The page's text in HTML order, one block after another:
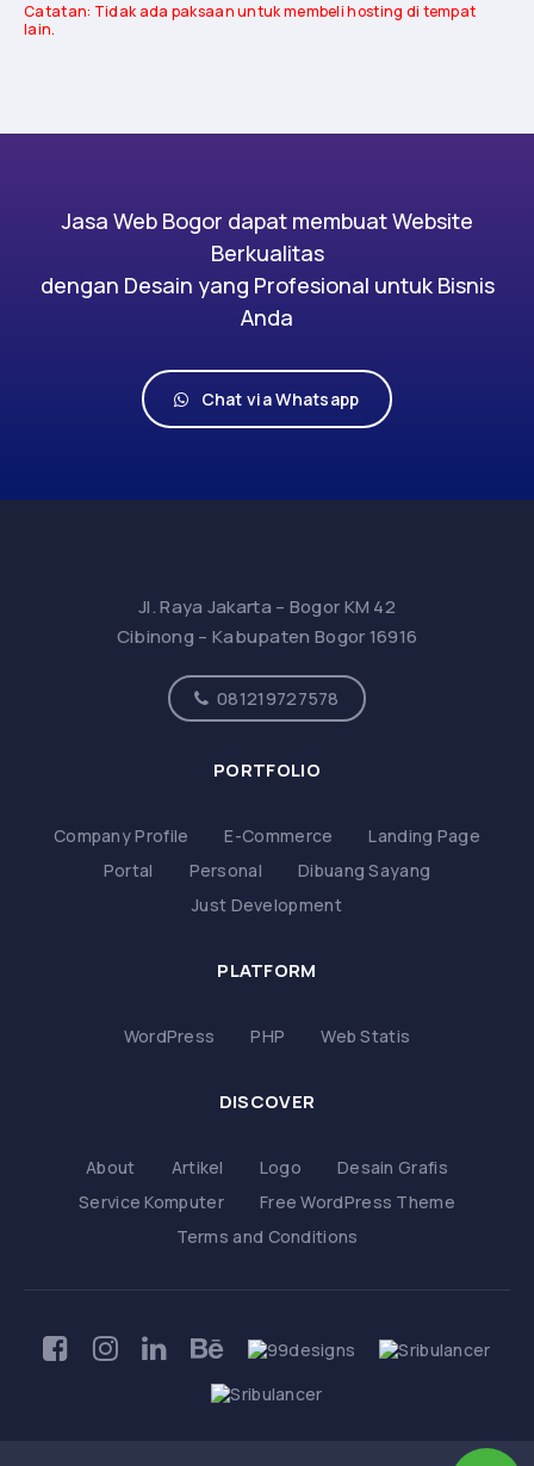
Catatan: Tidak ada paksaan untuk membeli hosting di tempat
lain.
Jasa Web Bogor dapat membuat Website
Berkualitas
dengan Desain yang Profesional untuk Bisnis
Anda
Chat via Whatsapp
Jl. Raya Jakarta – Bogor KM 42
Cibinong – Kabupaten Bogor 16916
081219727578
PORTFOLIO
Company Profile E-Commerce
Landing Page
Portal
Personal
Dibuang Sayang
Just Development
PLATFORM
WordPress PHP Web Statis
DISCOVER
About Artikel Logo
Desain Grafis
Service Komputer
Free WordPress Theme
Terms and Conditions